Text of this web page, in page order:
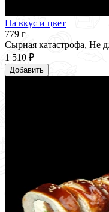
На вкус и цвет
779 г
Сырная катастрофа, Не
1 510 ₽
Добавить